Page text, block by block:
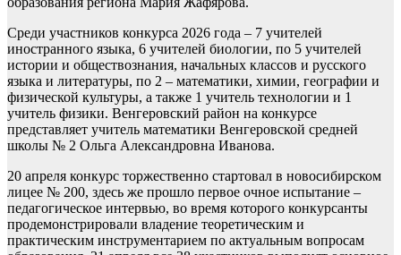
Среди участников конкурса 2026 года – 7 учителей
иностранного языка, 6 учителей биологии, по 5 учителей
истории и обществознания, начальных классов и русского
языка и литературы, по 2 – математики, химии, географии и
физической культуры, а также 1 учитель технологии и 1
учитель физики. Венгеровский район на конкурсе
представляет учитель математики Венгеровской средней
школы № 2 Ольга Александровна Иванова.
20 апреля конкурс торжественно стартовал в новосибирском
лицее № 200, здесь же прошло первое очное испытание –
педагогическое интервью, во время которого конкурсанты
продемонстрировали владение теоретическим и
практическим инструментарием по актуальным вопросам